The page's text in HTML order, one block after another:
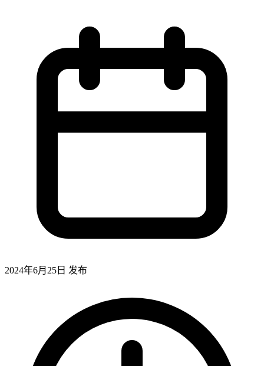
2024年6月25日 发布